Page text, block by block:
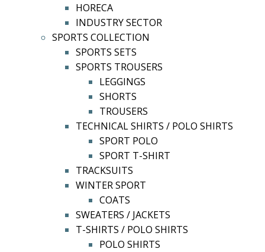
HORECA
INDUSTRY SECTOR
SPORTS COLLECTION
SPORTS SETS
SPORTS TROUSERS
LEGGINGS
SHORTS
TROUSERS
TECHNICAL SHIRTS / POLO SHIRTS
SPORT POLO
SPORT T-SHIRT
TRACKSUITS
WINTER SPORT
COATS
SWEATERS / JACKETS
T-SHIRTS / POLO SHIRTS
POLO SHIRTS